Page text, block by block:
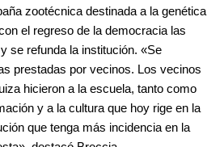
zootécnica destinada a la genética
el regreso de la democracia las
se refunda la institución. «Se
prestadas por vecinos. Los vecinos
hicieron a la escuela, tanto como
y a la cultura que hoy rige en la
que tenga más incidencia en la